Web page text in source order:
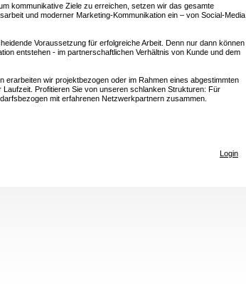
kommunikative Ziele zu erreichen, setzen wir das gesamte
und moderner Marketing-Kommunikation ein – von Social-Media
Voraussetzung für erfolgreiche Arbeit. Denn nur dann können
entstehen - im partnerschaftlichen Verhältnis von Kunde und dem
erarbeiten wir projektbezogen oder im Rahmen eines abgestimmten
Profitieren Sie von unseren schlanken Strukturen: Für
mit erfahrenen Netzwerkpartnern zusammen.
Login